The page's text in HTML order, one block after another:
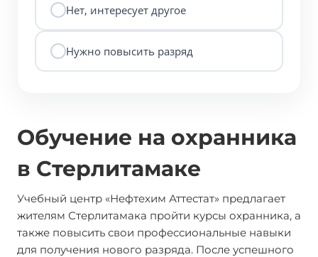
Нет, интересует другое
Нужно повысить разряд
Обучение на охранника
в Стерлитамаке
Учебный центр «Нефтехим Аттестат» предлагает
жителям Стерлитамака пройти курсы охранника, а
также повысить свои профессиональные навыки
для получения нового разряда. После успешного